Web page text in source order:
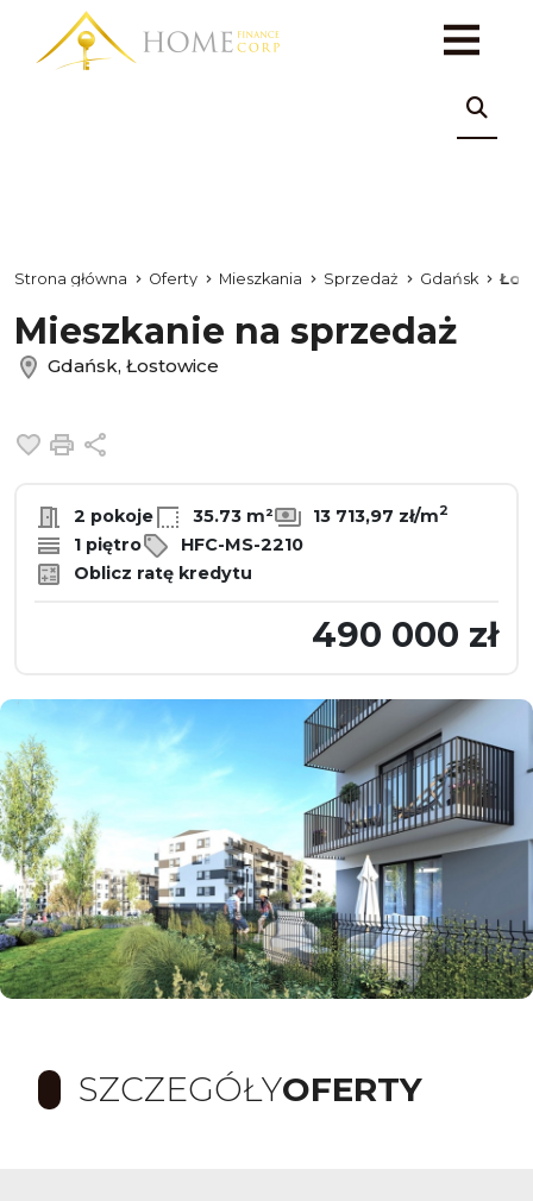
Strona główna Oferty Mieszkania Sprzedaż Gdańsk
Mieszkanie na sprzedaż
Gdańsk, Łostowice
Dodaj do ulubionych
Drukuj
2 pokoje 35.73 m² 13 713,97 zł/m2
1 piętro
HFC-MS-2210
Oblicz ratę kredytu
490 000 zł
SZCZEGÓŁYOFERTY